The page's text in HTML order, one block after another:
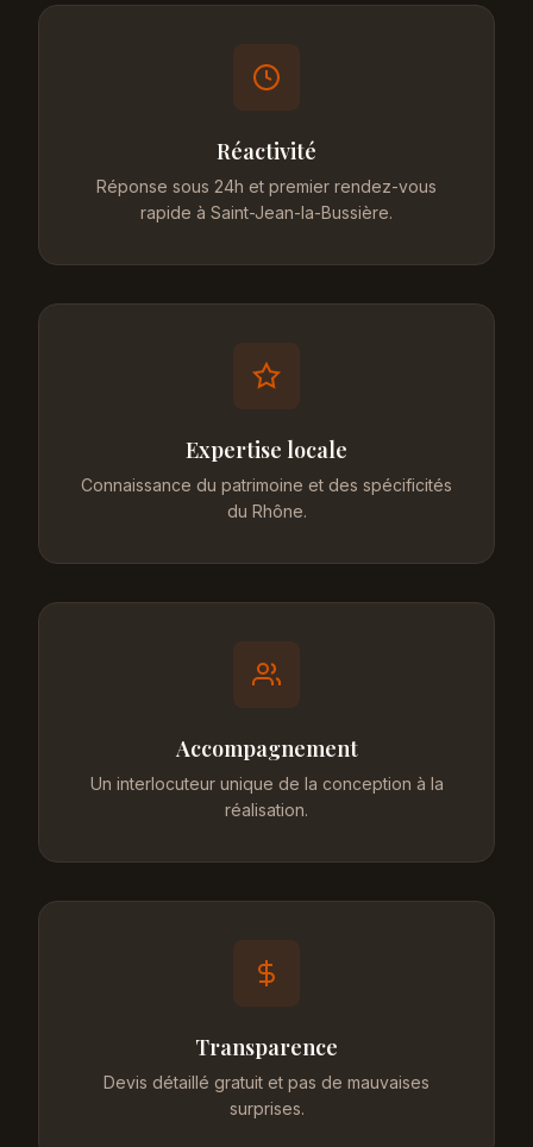
Réactivité
Réponse sous 24h et premier rendez-vous
rapide à Saint-Jean-la-Bussière.
Expertise locale
Connaissance du patrimoine et des spécificités
du Rhône.
Accompagnement
Un interlocuteur unique de la conception à la
réalisation.
Transparence
Devis détaillé gratuit et pas de mauvaises
surprises.